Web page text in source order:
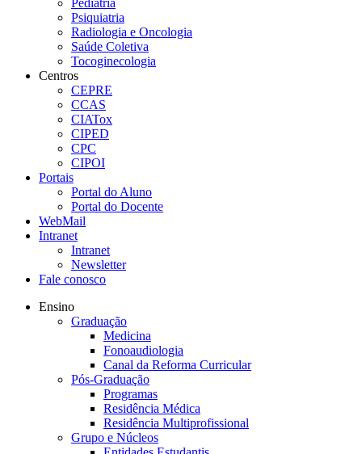
Pediatria
Psiquiatria
Radiologia e Oncologia
Saúde Coletiva
Tocoginecologia
Centros
CEPRE
CCAS
CIATox
CIPED
CPC
CIPOI
Portais
Portal do Aluno
Portal do Docente
WebMail
Intranet
Intranet
Newsletter
Fale conosco
Ensino
Graduação
Medicina
Fonoaudiologia
Canal da Reforma Curricular
Pós-Graduação
Programas
Residência Médica
Residência Multiprofissional
Grupo e Núcleos